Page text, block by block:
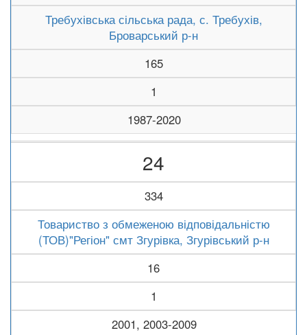
Требухівська сільська рада, с. Требухів,
Броварський р-н
165
1
1987-2020
24
334
Товариство з обмеженою відповідальністю
(ТОВ)"Регіон" смт Згурівка, Згурівський р-н
16
1
2001, 2003-2009